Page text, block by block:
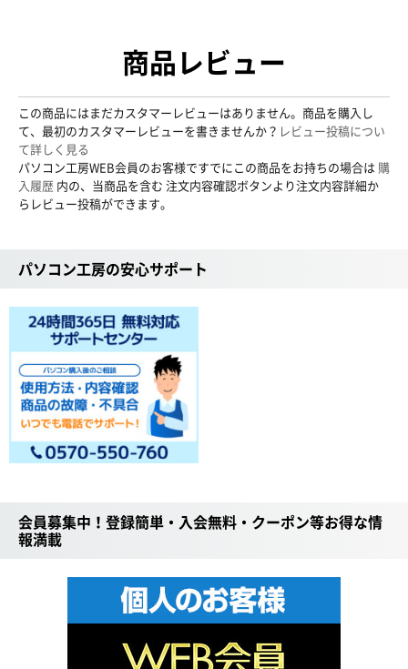
商品レビュー
この商品にはまだカスタマーレビューはありません。商品を購入し
て、最初のカスタマーレビューを書きませんか？ レビュー投稿につい
て詳しく見る
パソコン工房WEB会員のお客様ですでにこの商品をお持ちの場合は 購
入履歴 内の、当商品を含む 注文内容確認ボタンより注文内容詳細か
らレビュー投稿ができます。
パソコン工房の安心サポート
会員募集中！登録簡単・入会無料・クーポン等お得な情
報満載